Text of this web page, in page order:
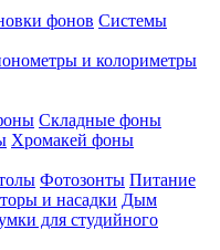
фонов Системы
и колориметры
Складные фоны
Хромакей фоны
Фотозонты Питание
и насадки Дым
для студийного